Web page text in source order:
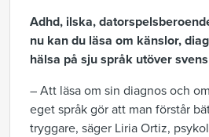
Adhd, ilska,
nu kan du läsa om känslor,
hälsa på sju språk utöver
– Att läsa om sin diagnos och
eget språk gör att man förstår
tryggare, säger Liria Ortiz,